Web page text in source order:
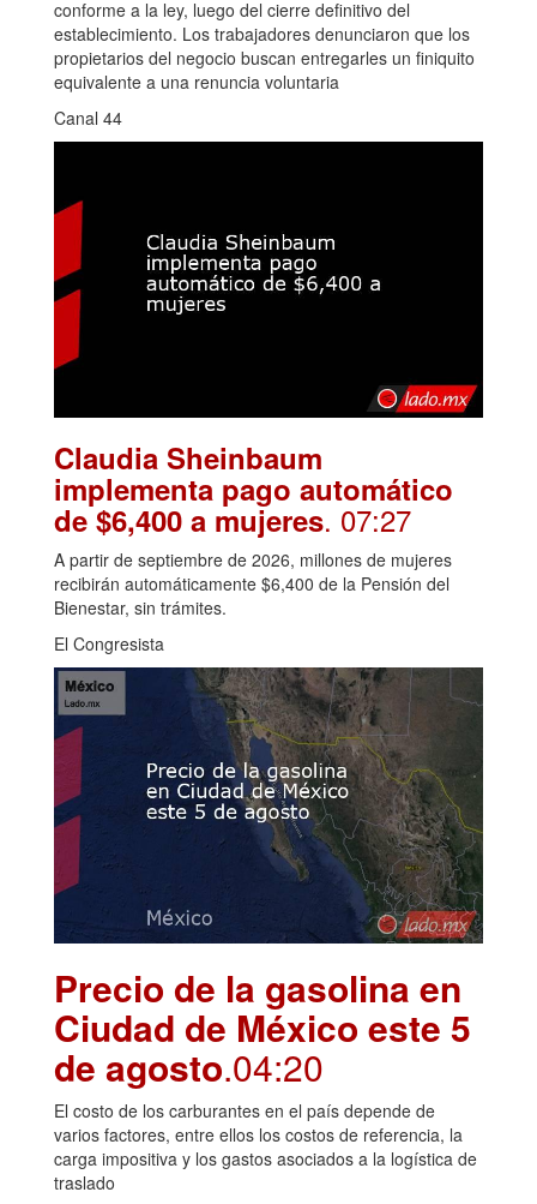
conforme a la ley, luego del cierre definitivo del
establecimiento. Los trabajadores denunciaron que los
propietarios del negocio buscan entregarles un finiquito
equivalente a una renuncia voluntaria
Canal 44
Claudia Sheinbaum
implementa pago automático
de $6,400 a mujeres. 07:27
A partir de septiembre de 2026, millones de mujeres
recibirán automáticamente $6,400 de la Pensión del
Bienestar, sin trámites.
El Congresista
Precio de la gasolina en
Ciudad de México este 5
de agosto.04:20
El costo de los carburantes en el país depende de
varios factores, entre ellos los costos de referencia, la
carga impositiva y los gastos asociados a la logística de
traslado